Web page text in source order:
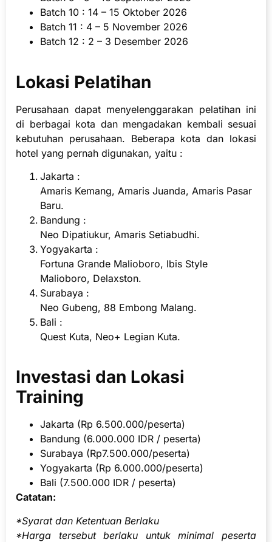
Batch 10 : 14 – 15 Oktober 2026
Batch 11 : 4 – 5 November 2026
Batch 12 : 2 – 3 Desember 2026
Lokasi Pelatihan
Perusahaan dapat menyelenggarakan pelatihan ini
di berbagai kota dan mengadakan kembali sesuai
kebutuhan perusahaan. Beberapa kota dan lokasi
hotel yang pernah digunakan, yaitu :
Jakarta :
Amaris Kemang, Amaris Juanda, Amaris Pasar
Baru.
Bandung :
Neo Dipatiukur, Amaris Setiabudhi.
Yogyakarta :
Fortuna Grande Malioboro, Ibis Style
Malioboro, Delaxston.
Surabaya :
Neo Gubeng, 88 Embong Malang.
Bali :
Quest Kuta, Neo+ Legian Kuta.
Investasi dan Lokasi
Training
Jakarta (Rp 6.500.000/peserta)
Bandung (6.000.000 IDR / peserta)
Surabaya (Rp7.500.000/peserta)
Yogyakarta (Rp 6.000.000/peserta)
Bali (7.500.000 IDR / peserta)
Catatan:
*Syarat dan Ketentuan Berlaku
*Harga tersebut berlaku untuk minimal peserta